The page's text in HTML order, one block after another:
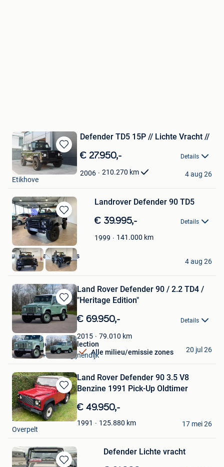
Bewaren
in
Mijn
Defender TD5 15P // Lichte Vracht //
€ 27.950,- Details
2006 210.270 km
VDB Automotive
Etikhove
4 aug 26
Bewaren
in
Mijn
Favorieten
Landrover Defender 90 TD5
€ 39.995,- Details
1999 141.000 km
Volvo Garage Jacobs
Dilsen
4 aug 26
Bewaren
in
Mijn
Favorieten
Land Rover Defender 90 / 2.2 TD4 /
"Heritage Edition"
€ 69.950,- Details
2015 79.010 km
Alle milieu/emissie zones
ElsenBergen Car Collection
Aarschot + Deel Begijnendijk
20 jul 26
Bewaren
in
Mijn
Favorieten
Land Rover Defender 90 3.5 V8
Benzine 1991 Pick-Up Oldtimer
€ 49.950,-
1991 125.880 km
Robert
Overpelt
17 mei 26
Defender Lichte vracht